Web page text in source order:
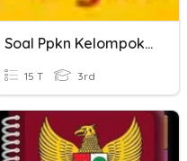
Soal Ppkn Kelompok 2
15 T 3rd